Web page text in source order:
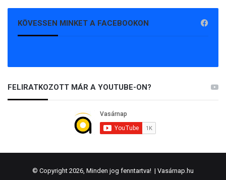
KÖVESSEN MINKET A FACEBOOKON
FELIRATKOZOTT MÁR A YOUTUBE-ON?
© Copyright 2026, Minden jog fenntartva! | Vasárnap.hu